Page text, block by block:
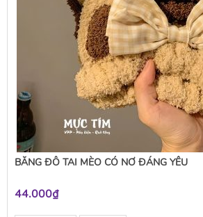
BĂNG ĐÔ TAI MÈO CÓ NƠ ĐÁNG YÊU
44.000₫